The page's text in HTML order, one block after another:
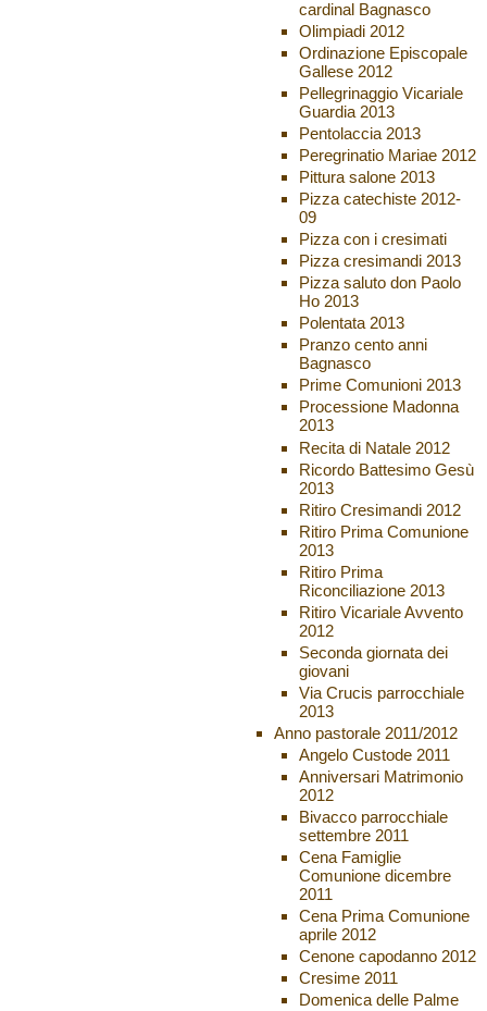
cardinal Bagnasco
Olimpiadi 2012
Ordinazione Episcopale
Gallese 2012
Pellegrinaggio Vicariale
Guardia 2013
Pentolaccia 2013
Peregrinatio Mariae 2012
Pittura salone 2013
Pizza catechiste 2012-
09
Pizza con i cresimati
Pizza cresimandi 2013
Pizza saluto don Paolo
Ho 2013
Polentata 2013
Pranzo cento anni
Bagnasco
Prime Comunioni 2013
Processione Madonna
2013
Recita di Natale 2012
Ricordo Battesimo Gesù
2013
Ritiro Cresimandi 2012
Ritiro Prima Comunione
2013
Ritiro Prima
Riconciliazione 2013
Ritiro Vicariale Avvento
2012
Seconda giornata dei
giovani
Via Crucis parrocchiale
2013
Anno pastorale 2011/2012
Angelo Custode 2011
Anniversari Matrimonio
2012
Bivacco parrocchiale
settembre 2011
Cena Famiglie
Comunione dicembre
2011
Cena Prima Comunione
aprile 2012
Cenone capodanno 2012
Cresime 2011
Domenica delle Palme